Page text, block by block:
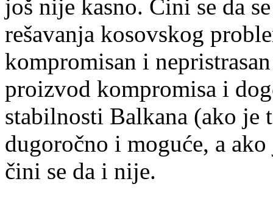
još nije kasno. Čini se da
rešavanja kosovskog
kompromisan i
proizvod kompromisa i
stabilnosti Balkana (ako je
dugoročno i moguće, a
čini se da i nije.